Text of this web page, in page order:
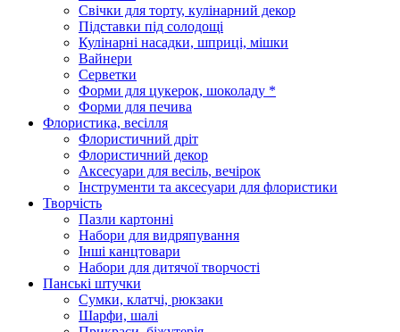
Свічки для торту, кулінарний декор
Підставки під солодощі
Кулінарні насадки, шприці, мішки
Вайнери
Серветки
Форми для цукерок, шоколаду *
Форми для печива
Флористика, весілля
Флористичний дріт
Флористичний декор
Аксесуари для весіль, вечірок
Інструменти та аксесуари для флористики
Творчість
Пазли картонні
Набори для видряпування
Інші канцтовари
Набори для дитячої творчості
Панські штучки
Сумки, клатчі, рюкзаки
Шарфи, шалі